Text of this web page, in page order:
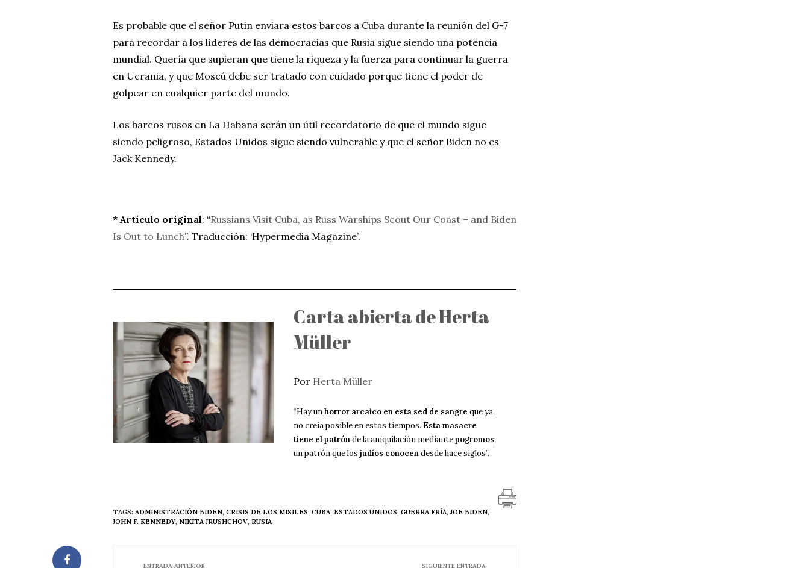
Es probable que el señor Putin enviara estos barcos a Cuba durante la reunión del G-7
para recordar a los líderes de las democracias que Rusia sigue siendo una potencia
mundial. Quería que supieran que tiene la riqueza y la fuerza para continuar la guerra
en Ucrania, y que Moscú debe ser tratado con cuidado porque tiene el poder de
golpear en cualquier parte del mundo.
Los barcos rusos en La Habana serán un útil recordatorio de que el mundo sigue
siendo peligroso, Estados Unidos sigue siendo vulnerable y que el señor Biden no es
Jack Kennedy.
* Artículo original: “Russians Visit Cuba, as Russ Warships Scout Our Coast – and Biden
Is Out to Lunch”. Traducción: ‘Hypermedia Magazine’.
Carta abierta de Herta
Müller
Por Herta Müller
“Hay unhorror arcaico en esta sed de sangre que ya
no creía posible en estos tiempos. Esta masacre
tiene el patrónde la aniquilación mediantepogromos,
un patrón que losjudíos conocendesde hace siglos”.
TAGS: ADMINISTRACIÓN BIDEN, CRISIS DE LOS MISILES, CUBA, ESTADOS UNIDOS, GUERRA FRÍA,JOE BIDEN,
JOHN F. KENNEDY, NIKITA JRUSHCHOV, RUSIA
ENTRADA ANTERIOR SIGUIENTE ENTRADA